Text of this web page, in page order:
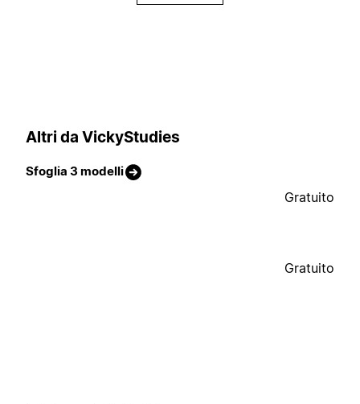
Altri da VickyStudies
Sfoglia 3 modelli
Gratuito
Gratuito